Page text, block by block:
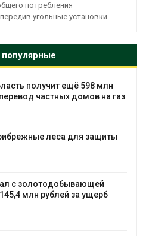
потребления
угольные установки
получит ещё 598 млн
частных домов на газ
леса для защиты
с золотодобывающей
млн рублей за ущерб